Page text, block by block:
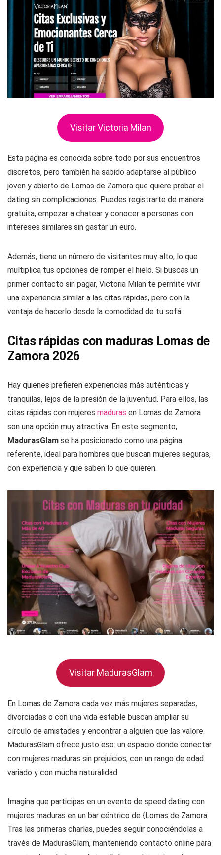
Visitar Victoria Milan
Esta página es conocida sobre todo por sus encuentros
discretos, pero también ha sabido adaptarse al público
joven y abierto de Lomas de Zamora que quiere probar el
dating sin complicaciones. Puedes registrarte de manera
gratuita, empezar a chatear y conocer a personas con
intereses similares sin gastar un euro.
Además, tiene un número de visitantes muy alto, lo que
multiplica tus opciones de romper el hielo. Si buscas un
primer contacto sin pagar, Victoria Milan te permite vivir
una experiencia similar a las citas rápidas, pero con la
ventaja de hacerlo desde la comodidad de tu sofá.
Citas rápidas con maduras Lomas de
Zamora 2026
Hay quienes prefieren experiencias más auténticas y
tranquilas, lejos de la presión de la juventud. Para ellos, las
citas rápidas con mujeres maduras en Lomas de Zamora
son una opción muy atractiva. En este segmento,
MadurasGlam se ha posicionado como una página
referente, ideal para hombres que buscan mujeres seguras,
con experiencia y que saben lo que quieren.
Visitar MadurasGlam
En Lomas de Zamora cada vez más mujeres separadas,
divorciadas o con una vida estable buscan ampliar su
círculo de amistades y encontrar a alguien que las valore.
MadurasGlam ofrece justo eso: un espacio donde conectar
con mujeres maduras sin prejuicios, con un rango de edad
variado y con mucha naturalidad.
Imagina que participas en un evento de speed dating con
mujeres maduras en un bar céntrico de {Lomas de Zamora.
Tras las primeras charlas, puedes seguir conociéndolas a
través de MadurasGlam, manteniendo contacto online para